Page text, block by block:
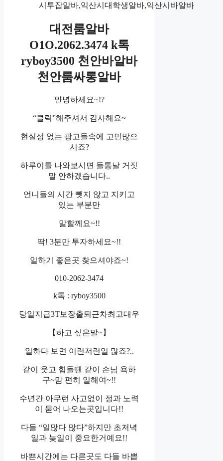
시투잡알바,익산시대학생알바,익산시바알바
대전룸알바
O1O.2062.3474 k톡
ryboy3500 천안바알바
천안룸싸롱알바
안녕하세요~!?
“클릭”해주셔서 감사해요~
현실성 없는 광고들속에 고민많으
시죠?
하루이틀 나와보시면 들통날 거짓
말 안하겠습니다..
언니들의 시간 뺏지 않고 지키고
있는 부분만
말할께요~!!
딱! 3분만 투자하세요~!!
일하기 좋은곳 찾으셔야죠~!
010-2062-3474
k톡 : ryboy3500
당일지급3T보장출퇴근차최고대우
【하고 싶은말~】
일하다 보면 이런저런일 많죠?..
같이 웃고 힘들땐 같이 손님 욕하
구~맘 편히 일해여~!!
수년간 아무런 사고없이 정과 노력
이 묻어 나오는곳입니다!!
다들 “일많다 많다”하지만 초저녁
일과 늦일이 중요한거예요!!
바쁜시간에는 다른곳도 다들 바쁩